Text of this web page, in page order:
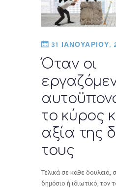
31 ΙΑΝΟΥΑΡΙΟΥ,
Όταν οι
το κύρος
αξία της
τους
Τελικά σε κάθε δουλειά,
δημόσιο ή ιδιωτικό, τον